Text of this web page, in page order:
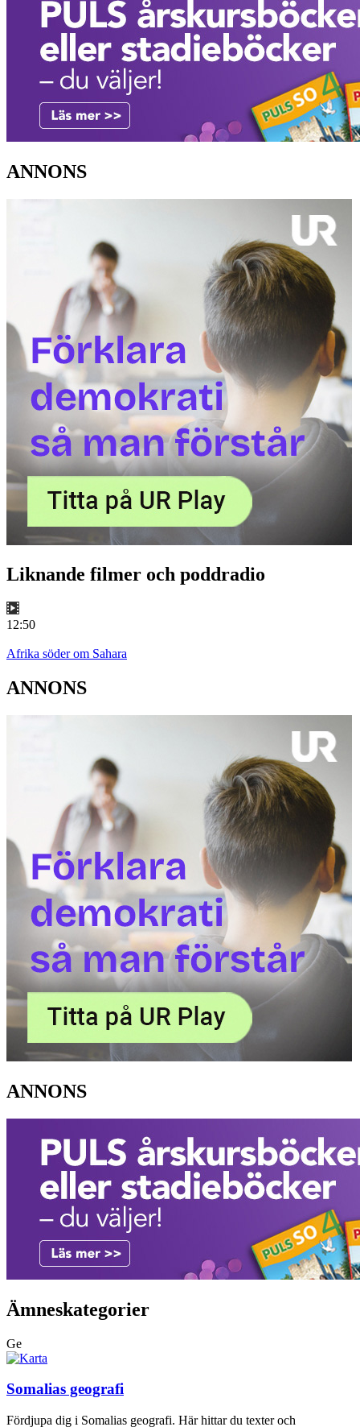
ANNONS
Liknande filmer och poddradio
12:50
Afrika söder om Sahara
ANNONS
ANNONS
Ämneskategorier
Ge
Somalias geografi
Fördjupa dig i Somalias geografi. Här hittar du texter och